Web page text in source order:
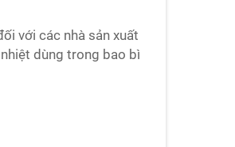
với các nhà sản xuất
dùng trong bao bì